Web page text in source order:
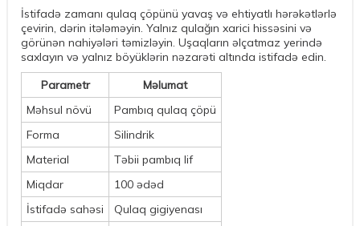
İstifadə zamanı qulaq çöpünü yavaş və ehtiyatlı hərəkətlərlə
çevirin, dərin itələməyin. Yalnız qulağın xarici hissəsini və
görünən nahiyələri təmizləyin. Uşaqların əlçatmaz yerində
saxlayın və yalnız böyüklərin nəzarəti altında istifadə edin.
Parametr
Məlumat
Məhsul növü
Pambıq qulaq çöpü
Forma
Silindrik
Material
Təbii pambıq lif
Miqdar
100 ədəd
İstifadə sahəsi
Qulaq gigiyenası